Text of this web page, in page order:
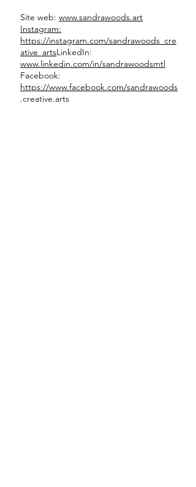
Site web: www.sandrawoods.art
Instagram:
https://instagram.com/sandrawoods_cre
ative_artsLinkedIn:
www.linkedin.com/in/sandrawoodsmtl
Facebook:
https://www.facebook.com/sandrawoods
.creative.arts
Les fleurs de mes rêves
10